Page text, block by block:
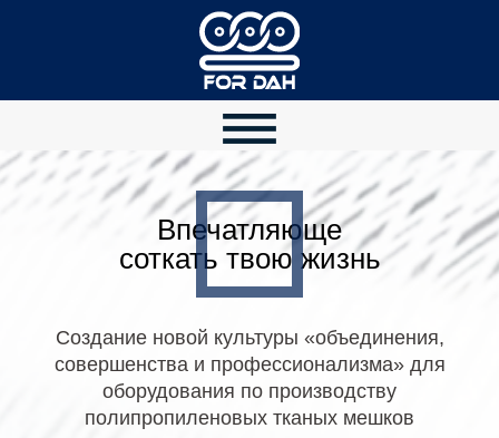
Впечатляюще
соткать твою жизнь
Создание новой культуры «объединения,
совершенства и профессионализма» для
оборудования по производству
полипропиленовых тканых мешков